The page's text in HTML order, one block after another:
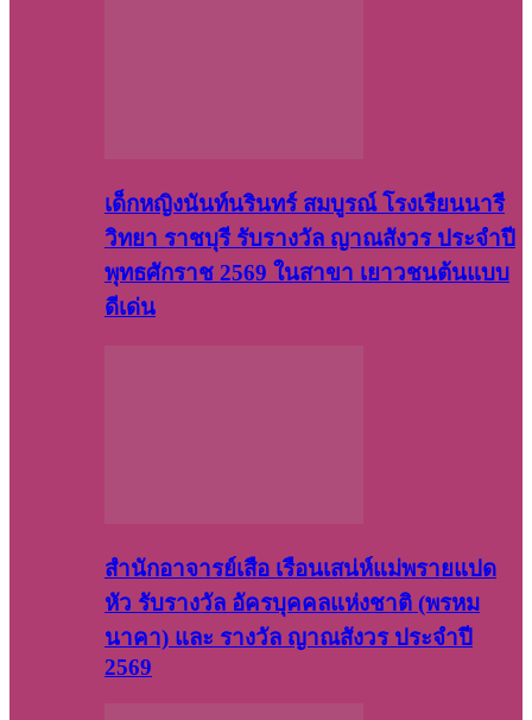
เด็กหญิงนันท์นรินทร์ สมบูรณ์ โรงเรียนนารี
วิทยา ราชบุรี รับรางวัล ญาณสังวร ประจำปี
พุทธศักราช 2569 ในสาขา เยาวชนต้นแบบ
ดีเด่น
สำนักอาจารย์เสือ เรือนเสน่ห์แม่พรายแปด
หัว รับรางวัล อัครบุคคลแห่งชาติ (พรหม
นาคา) และ รางวัล ญาณสังวร ประจำปี
2569